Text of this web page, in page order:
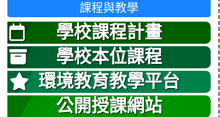
課程與教學
學校課程計畫
學校本位課程
環境教育教學平台
公開授課網站